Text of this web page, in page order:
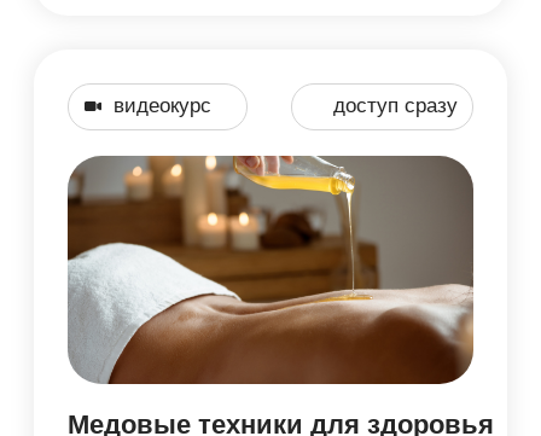
Доступ к полному
ИИ ассистента "Аика", 90
дней
15 000 руб.
Доступ 90 дней
Доступ после оплаты